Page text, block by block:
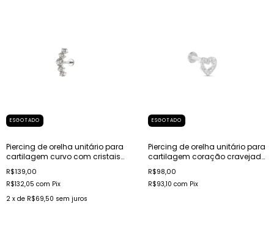
ESGOTADO
Piercing de orelha unitário para
cartilagem curvo com cristais
em aço
R$139,00
R$132,05 com Pix
2 x de R$69,50 sem juros
ESGOTADO
Piercing de orelha unitário para
cartilagem coração cravejado
banhado a ródio
R$98,00
R$93,10 com Pix